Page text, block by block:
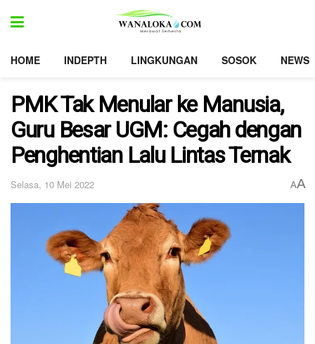
HOME INDEPTH LINGKUNGAN SOSOK NEWS
PMK Tak Menular ke Manusia,
Guru Besar UGM: Cegah dengan
Penghentian Lalu Lintas Ternak
Selasa, 10 Mei 2022 AA